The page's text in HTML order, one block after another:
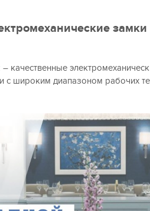
замки
– качественные
с широким диапазоном рабочих